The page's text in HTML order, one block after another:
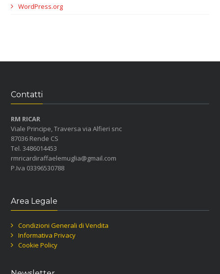
WordPress.org
Contatti
RM RICAR
Viale Principe, Traversa via Alfieri snc
87036 Rende CS
Tel. 3486014453
rmricardiraffaelemuglia@gmail.com
P.Iva 03396530788
Area Legale
Condizioni Generali di Vendita
Informativa Privacy
Cookie Policy